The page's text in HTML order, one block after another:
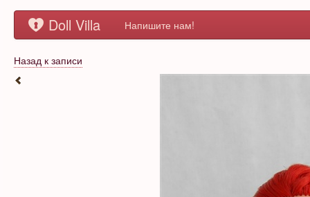
Doll Villa Напишите нам!
Назад к записи